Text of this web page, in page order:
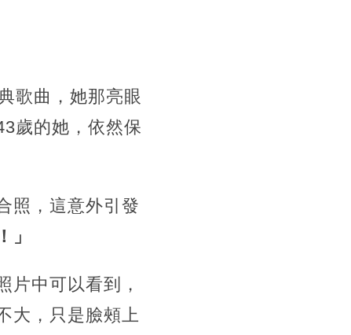
歌曲，她那亮眼
歲的她，依然保
照，這意外引發
」
片中可以看到，
大， 只是臉頰上